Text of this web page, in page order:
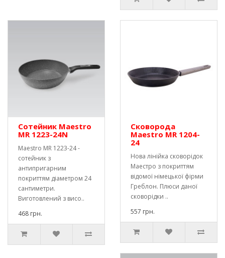
Сотейник Maestro
MR 1223-24N
Maestro MR 1223-24 -
сотейник з
антипригарним
покриттям діаметром 24
сантиметри.
Виготовлений з висо..
468 грн.
Сковорода
Maestro MR 1204-
24
Нова лінійка сковорідок
Маестро з покриттям
відомої німецької фірми
Греблон. Плюси даної
сковорідки ..
557 грн.